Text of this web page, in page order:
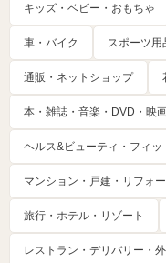
キッズ・ベビー・おもちゃ
車・バイク スポーツ用
通販・ネットショップ
本・雑誌・音楽・DVD・映
ヘルス&ビューティ・フィッ
マンション・戸建・リフォ
旅行・ホテル・リゾート
レストラン・デリバリー・